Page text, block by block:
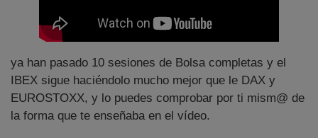
ya han pasado 10 sesiones de Bolsa completas y el
IBEX sigue haciéndolo mucho mejor que le DAX y
EUROSTOXX, y lo puedes comprobar por ti mism@ de
la forma que te enseñaba en el vídeo.